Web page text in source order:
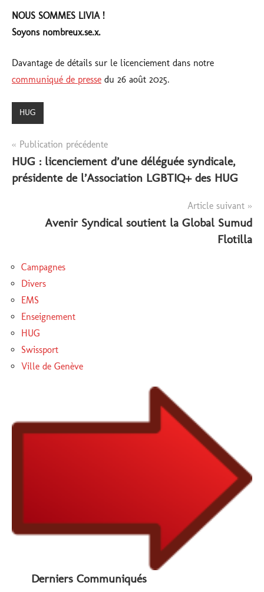
NOUS SOMMES LIVIA !
Soyons nombreux.se.x.
Davantage de détails sur le licenciement dans notre
communiqué de presse du 26 août 2025.
HUG
Navigation
de
l’article
Publication précédente
HUG : licenciement d’une déléguée syndicale,
présidente de l’Association LGBTIQ+ des HUG
Article suivant
Avenir Syndical soutient la Global Sumud
Flotilla
Campagnes
Divers
EMS
Enseignement
HUG
Swissport
Ville de Genève
Derniers Communiqués